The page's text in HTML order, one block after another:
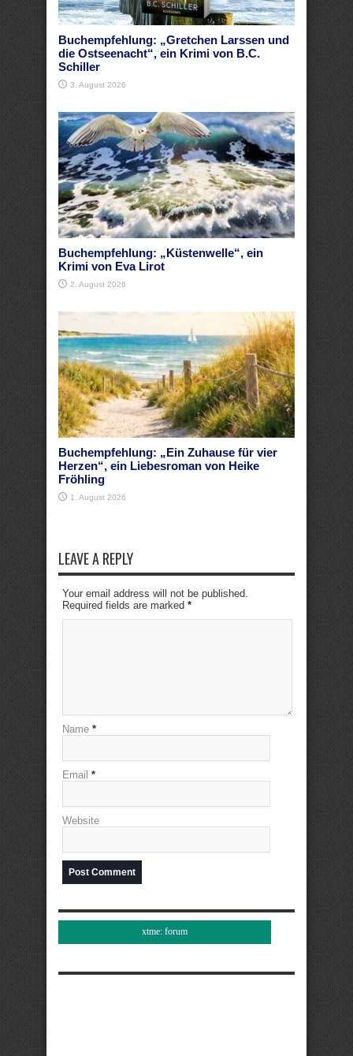
Buchempfehlung: „Gretchen Larssen und
die Ostseenacht“, ein Krimi von B.C.
Schiller
3. August 2026
Buchempfehlung: „Küstenwelle“, ein
Krimi von Eva Lirot
2. August 2026
Buchempfehlung: „Ein Zuhause für vier
Herzen“, ein Liebesroman von Heike
Fröhling
1. August 2026
LEAVE A REPLY
Your email address will not be published.
Required fields are marked *
Name *
Email *
Website
xtme: forum